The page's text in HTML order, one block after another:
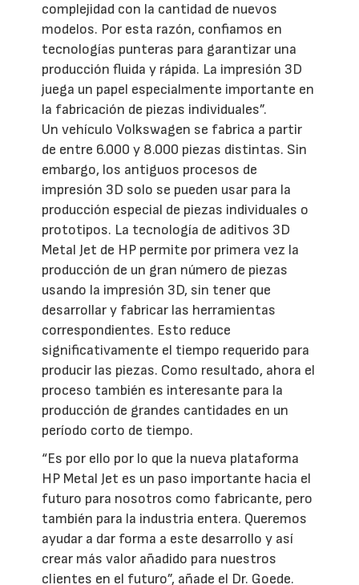
complejidad con la cantidad de nuevos
modelos. Por esta razón, confiamos en
tecnologías punteras para garantizar una
producción fluida y rápida. La impresión 3D
juega un papel especialmente importante en
la fabricación de piezas individuales”.
Un vehículo Volkswagen se fabrica a partir
de entre 6.000 y 8.000 piezas distintas. Sin
embargo, los antiguos procesos de
impresión 3D solo se pueden usar para la
producción especial de piezas individuales o
prototipos. La tecnología de aditivos 3D
Metal Jet de HP permite por primera vez la
producción de un gran número de piezas
usando la impresión 3D, sin tener que
desarrollar y fabricar las herramientas
correspondientes. Esto reduce
significativamente el tiempo requerido para
producir las piezas. Como resultado, ahora el
proceso también es interesante para la
producción de grandes cantidades en un
período corto de tiempo.
“Es por ello por lo que la nueva plataforma
HP Metal Jet es un paso importante hacia el
futuro para nosotros como fabricante, pero
también para la industria entera. Queremos
ayudar a dar forma a este desarrollo y así
crear más valor añadido para nuestros
clientes en el futuro”, añade el Dr. Goede.